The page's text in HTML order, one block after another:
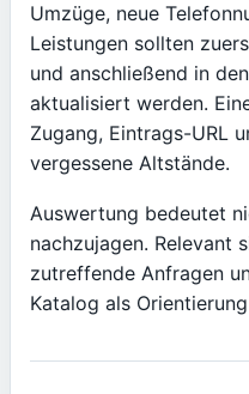
Umzüge, neue
Leistungen sollten
und anschließend in
aktualisiert werden.
Zugang, Eintrags-URL
vergessene Altstände.
Auswertung bedeutet
nachzujagen. Relevant
zutreffende Anfragen
Katalog als